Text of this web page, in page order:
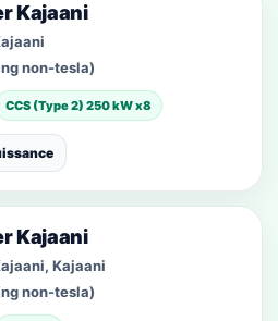
Kajaani
non-tesla)
CCS (Type 2) 250 kW x8
Kajaani
Kajaani
non-tesla)